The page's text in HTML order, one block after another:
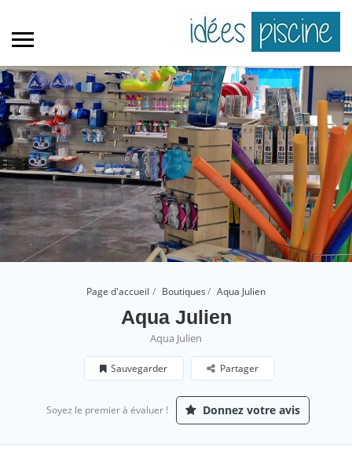
Page d'accueil Boutiques Aqua Julien
Aqua Julien
Aqua Julien
Sauvegarder Partager
Soyez le premier à évaluer ! Donnez votre avis